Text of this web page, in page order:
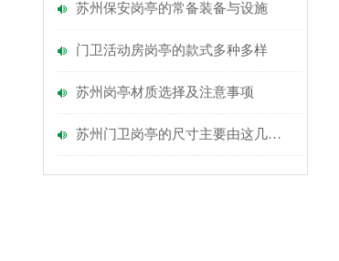
苏州保安岗亭的常备装备与设施
门卫活动房岗亭的款式多种多样
苏州岗亭材质选择及注意事项
苏州门卫岗亭的尺寸主要由这几点因素决定